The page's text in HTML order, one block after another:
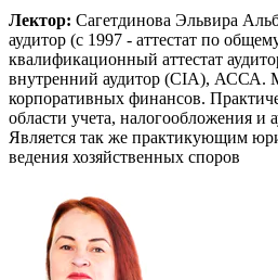
Лектор: Сагетдинова Эльвира
аудитор (c 1997 - аттестат по
квалификационный аттестат
внутренний аудитор (CIA), АССА.
корпоративных финансов.
области учета, налогообложения и
Является так же практикующим
ведения хозяйственных споров